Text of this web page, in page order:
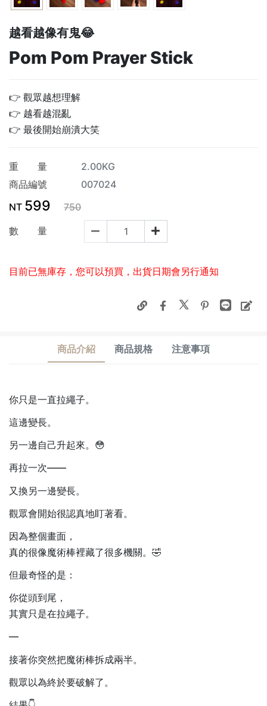
越看越像有鬼😂
Pom Pom Prayer Stick
👉 觀眾越想理解
👉 越看越混亂
👉 最後開始崩潰大笑
重 量
2.00KG
商品編號
007024
NT 599 750
數 量
目前已無庫存，您可以預買，出貨日期會另行通知
商品介紹 商品規格 注意事項
你只是一直拉繩子。
這邊變長。
另一邊自己升起來。😳
再拉一次——
又換另一邊變長。
觀眾會開始很認真地盯著看。
因為整個畫面，
真的很像魔術棒裡藏了很多機關。🤣
但最奇怪的是：
你從頭到尾，
其實只是在拉繩子。
—
接著你突然把魔術棒拆成兩半。
觀眾以為終於要破解了。